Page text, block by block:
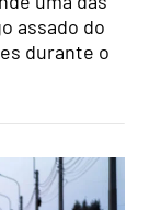
assado do
durante o